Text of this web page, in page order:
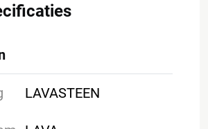
LAVASTEEN